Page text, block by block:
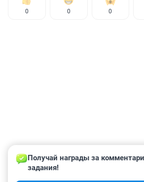
0 0 0
Получай награды за
задания!